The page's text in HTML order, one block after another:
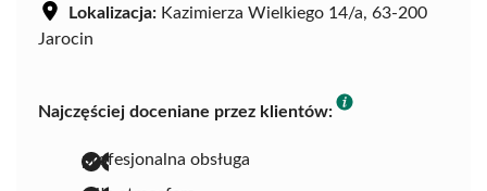
Lokalizacja: Kazimierza Wielkiego 14/a, 63-200
Jarocin
Najczęściej doceniane przez klientów:
profesjonalna obsługa